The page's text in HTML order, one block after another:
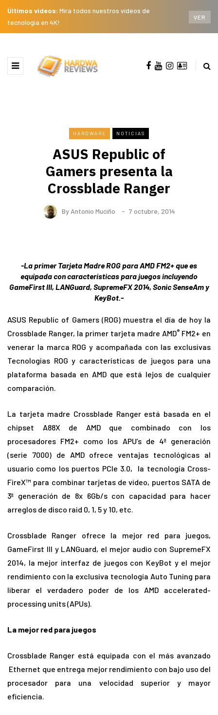
Últimos videos: Mira todos nuestros videos de
tecnología en 4K!
VER
HARDWARE NOTICIAS
ASUS Republic of
Gamers presenta la
Crossblade Ranger
By Antonio Muciño 7 octubre, 2014
-La primer Tarjeta Madre ROG para AMD FM2+ que es
equipada con características para juegos incluyendo
GameFirst III, LANGuard, SupremeFX 2014, Sonic SenseAm y
KeyBot.-
ASUS Republic of Gamers (ROG) muestra el día de hoy la
Crossblade Ranger, la primer tarjeta madre AMD® FM2+ en
venerar la marca ROG y acompañada con las exclusivas
Tecnologías ROG y características de juegos para una
plataforma basada en AMD que está lejos de cualquier
comparación.
La tarjeta madre Crossblade Ranger está basada en el
chipset A88X de AMD que combinado con los
procesadores FM2+ como los APU’s de 4ª generación
(serie 7000) de AMD ofrece ventajas tecnológicas al
usuario como los puertos PCIe 3.0, la tecnología Cross-
FireX™ para combinar tarjetas de video, puertos SATA de
3ª generación de 8x 6Gb/s con capacidad para hacer
arreglos de disco raid 0, 1, 5 y 10, etc.
Crossblade Ranger ofrece la mejor red para juegos,
GameFirst III y LANGuard, el mejor audio con SupremeFX
2014, la mejor interfaz de juegos con KeyBot y el mejor
rendimiento con la exclusiva tecnología Auto Tuning para
liberar el verdadero poder de los AMD accelerated-
processing units (APUs).
La mejor red para juegos
Crossblade Ranger está equipada con el más avanzado
Ethernet que entrega mejor rendimiento con bajo uso del
procesador para una velocidad superior y mayor
eficiencia.